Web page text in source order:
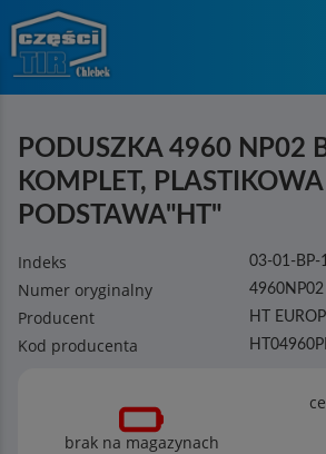
PODUSZKA 4960 NP02
KOMPLET, PLASTIKOWA
PODSTAWA"HT"
Indeks 03-01-BP-
Numer oryginalny 4960NP02
Producent HT
Kod producenta
brak na magazynach